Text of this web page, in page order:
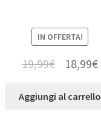
IN OFFERTA!
19,99€ 18,99€
Aggiungi al carrello